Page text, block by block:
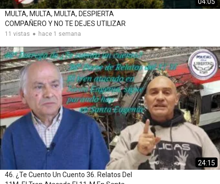
MULTA, MULTA, MULTA, DESPIERTA
COMPAÑERO Y NO TE DEJES UTILIZAR
11 vistas hace 1 semana
24:15
46. ​​¿Te Cuento Un Cuento 36. Relatos Del